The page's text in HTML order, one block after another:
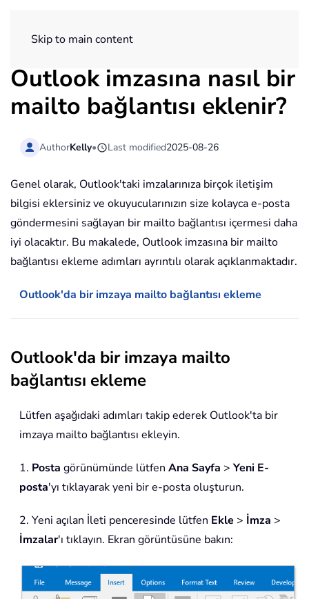
Skip to main content
Outlook imzasına nasıl bir
mailto bağlantısı eklenir?
AuthorKelly• Last modified2025-08-26
Genel olarak, Outlook'taki imzalarınıza birçok iletişim
bilgisi eklersiniz ve okuyucularınızın size kolayca e-posta
göndermesini sağlayan bir mailto bağlantısı içermesi daha
iyi olacaktır. Bu makalede, Outlook imzasına bir mailto
bağlantısı ekleme adımları ayrıntılı olarak açıklanmaktadır.
Outlook'da bir imzaya mailto bağlantısı ekleme
Outlook'da bir imzaya mailto
bağlantısı ekleme
Lütfen aşağıdaki adımları takip ederek Outlook'ta bir
imzaya mailto bağlantısı ekleyin.
1. Posta görünümünde lütfen Ana Sayfa > Yeni E-
posta'yı tıklayarak yeni bir e-posta oluşturun.
2. Yeni açılan İleti penceresinde lütfen Ekle > İmza >
İmzalar'ı tıklayın. Ekran görüntüsüne bakın: